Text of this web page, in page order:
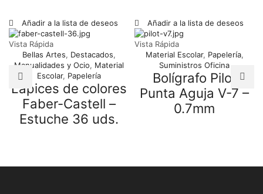
Añadir a la lista de deseos
Vista Rápida
Bellas Artes, Destacados,
Manualidades y Ocio, Material
Escolar, Papelería
Lápices de colores
Faber-Castell –
Estuche 36 uds.
Añadir a la lista de deseos
Vista Rápida
Material Escolar, Papelería,
Suministros Oficina
Bolígrafo Pilot
Punta Aguja V-7 –
0.7mm